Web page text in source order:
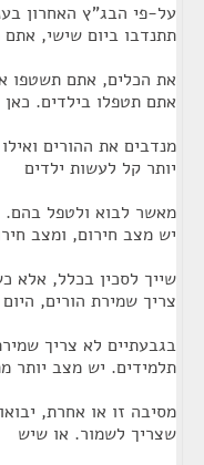
תתנדבו ביום שישי,
את הכלים, אתם תשטפו
אתם תטפלו בילדים. כאן
מנדבים את ההורים
יותר קל לעשות ילדים
מאשר לבוא ולטפל בהם.
יש מצב חירום, ומצב
שייך לסכין בכלל, אלא
צריך שמירת הורים, היום
בגבעתיים לא צריך
תלמידים. יש מצב יותר
מסיבה זו או אחרת,
שצריך לשמור. או שיש